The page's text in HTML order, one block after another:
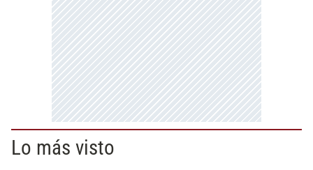
Lo más visto